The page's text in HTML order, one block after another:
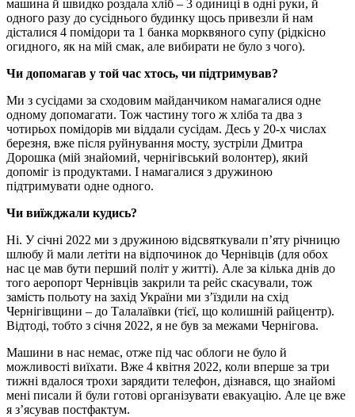
машина й швидко роздала хліб – 3 одиниці в одні руки, й
одного разу до сусіднього будинку щось привезли й нам
дісталися 4 помідори та 1 банка морквяного супу (рідкісно
огидного, як на мій смак, але вибирати не було з чого).
Чи допомагав у той час хтось, чи підтримував?
Ми з сусідами за сходовим майданчиком намагалися одне
одному допомагати. Тож частину того ж хліба та два з
чотирьох помідорів ми віддали сусідам. Десь у 20-х числах
березня, вже після руйнування мосту, зустріли Дмитра
Дорошка (мій знайомий, чернігівський волонтер), який
допоміг із продуктами. І намагалися з дружиною
підтримувати одне одного.
Чи виїжджали кудись?
Ні. У січні 2022 ми з дружиною відсвяткували п’яту річницю
шлюбу й мали летіти на відпочинок до Чернівців (для обох
нас це мав бути перший політ у житті). Але за кілька днів до
того аеропорт Чернівців закрили та рейс скасували, тож
замість польоту на захід України ми з’їздили на схід
Чернігівщини – до Талалаївки (тієї, що колишній райцентр).
Відтоді, тобто з січня 2022, я не був за межами Чернігова.
Машини в нас немає, отже під час облоги не було й
можливості виїхати. Вже 4 квітня 2022, коли вперше за три
тижні вдалося трохи зарядити телефон, дізнався, що знайомі
мені писали й були готові організувати евакуацію. Але це вже
я з’ясував постфактум.